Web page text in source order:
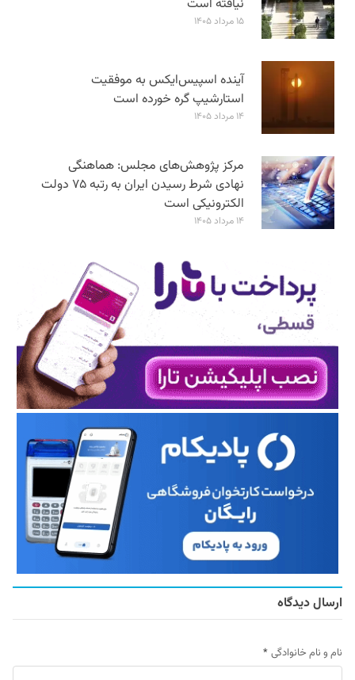
نیافته است
۱۵ مرداد ۱۴۰۵
آینده اسپیس‌ایکس به موفقیت
استارشیپ گره خورده است
۱۴ مرداد ۱۴۰۵
مرکز پژوهش‌های مجلس: هماهنگی
نهادی شرط رسیدن ایران به رتبه ۷۵ دولت
الکترونیکی است
۱۴ مرداد ۱۴۰۵
ارسال دیدگاه
نام و نام خانوادگی *